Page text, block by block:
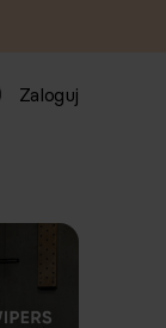
Zaloguj